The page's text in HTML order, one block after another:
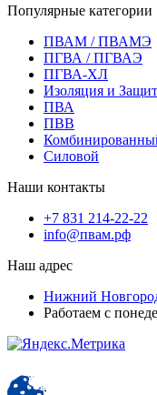
Популярные категории
ПВАМ / ПВАМЭ
ПГВА / ПГВАЭ
ПГВА-ХЛ
Изоляция и
ПВА
ПВВ
Силовой
Наши контакты
+7 831 214-22-22
info@пвам.рф
Наш адрес
Нижний
Работаем с